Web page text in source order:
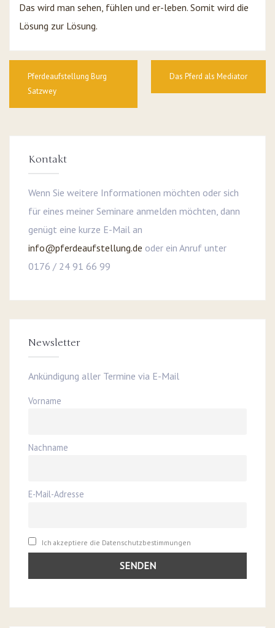
Das wird man sehen, fühlen und er-leben. Somit wird die
Lösung zur Lösung.
Pferdeaufstellung Burg
Satzwey
Das Pferd als Mediator
Kontakt
Wenn Sie weitere Informationen möchten oder sich
für eines meiner Seminare anmelden möchten, dann
genügt eine kurze E-Mail an
info@pferdeaufstellung.de oder ein Anruf unter
0176 / 24 91 66 99
Newsletter
Ankündigung aller Termine via E-Mail
Vorname
Nachname
E-Mail-Adresse
Ich akzeptiere die Datenschutzbestimmungen